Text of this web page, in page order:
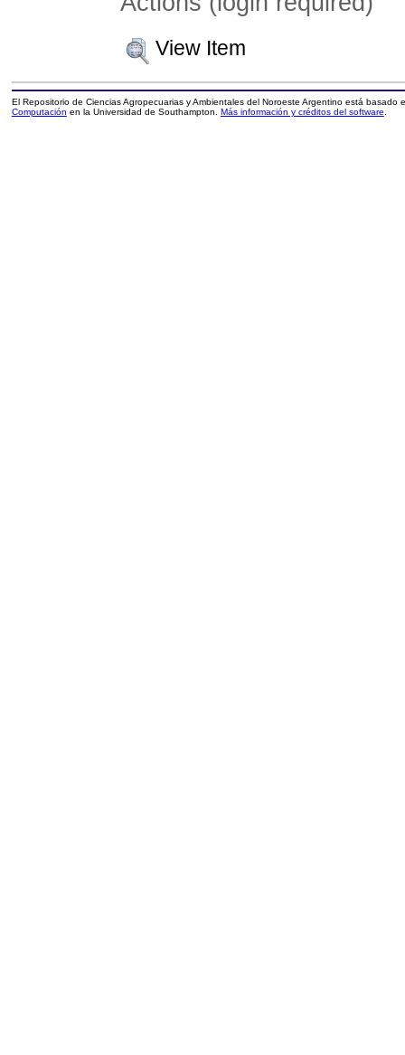
View Item
El Repositorio de Ciencias Agropecuarias y Ambientales del Noroeste Argentino está basado
Computación en la Universidad de Southampton. Más información y créditos del software